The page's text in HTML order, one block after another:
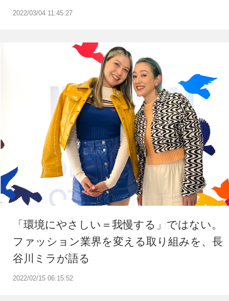
2022/03/04 11:45:27
2022/02/15 06:15:52
「環境にやさしい＝我慢する」ではない。
ファッション業界を変える取り組みを、長
谷川ミラが語る